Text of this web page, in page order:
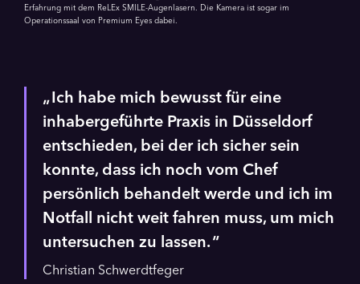
Erfahrung mit dem ReLEx SMILE-Augenlasern. Die Kamera ist sogar im
Operationssaal von Premium Eyes dabei.
Ich habe mich bewusst für eine
inhabergeführte Praxis in Düsseldorf
entschieden, bei der ich sicher sein
konnte, dass ich noch vom Chef
persönlich behandelt werde und ich im
Notfall nicht weit fahren muss, um mich
untersuchen zu lassen.
Christian Schwerdtfeger